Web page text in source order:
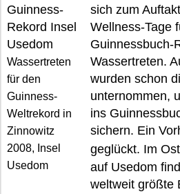
Wassertreten
für den
Guinness-
Weltrekord in
Zinnowitz
2008, Insel
Usedom
sich zum
Wellness-Tage
Guinnessbuch-
Wassertreten.
wurden schon
unternommen,
ins
sichern. Ein
geglückt. Im
auf Usedom
weltweit größte